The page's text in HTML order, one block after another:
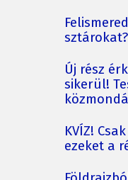
sztárokat?
Új rész
sikerül!
KVÍZ!
ezeket a